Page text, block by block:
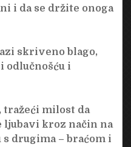
i da se držite onoga
skriveno blago,
odlučnošću i
tražeći milost da
ljubavi kroz način na
drugima – braćom i